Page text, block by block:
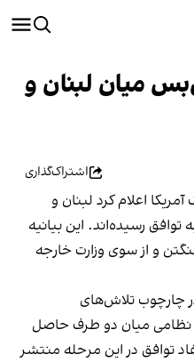
میان لبنان و
اشتراک‌گذاری
اعلام کرد لبنان و
رسیده‌اند. این بیانیه
و از سوی وزارت خارجه
چارچوب تلاش‌های
نظامی میان دو طرف حاصل
توافق در این مرحله منتشر